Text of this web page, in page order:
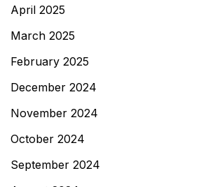
April 2025
March 2025
February 2025
December 2024
November 2024
October 2024
September 2024